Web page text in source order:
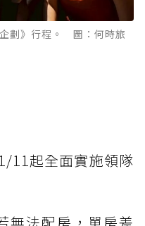
劃》行程。 圖：何時旅
11起全面實施領隊
無法配房，單房差